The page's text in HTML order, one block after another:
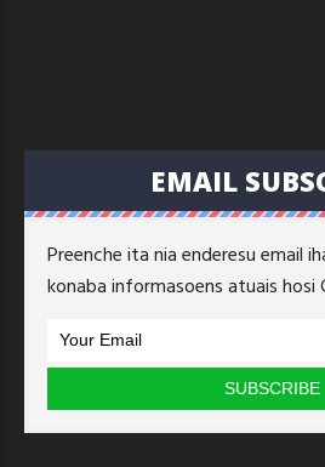
EMAIL
Preenche ita nia enderesu email
konaba informasoens atuais hosi